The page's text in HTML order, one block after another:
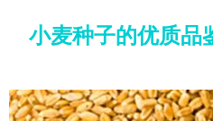
小麦种子的优质品